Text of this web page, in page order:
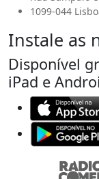
1099-044
Instale as
Disponível
iPad e